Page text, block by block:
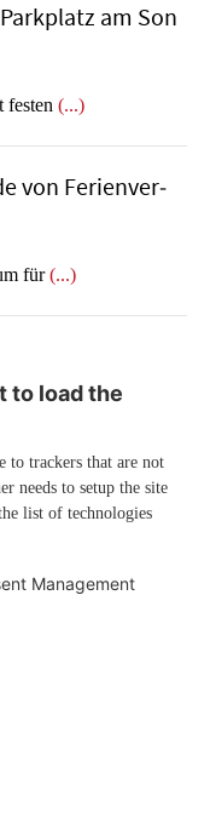
am Son
festen (...)
von Fe­ri­en­ver­
für(...)
to load the
to trackers that are not
needs to setup the site
list of technologies
Management